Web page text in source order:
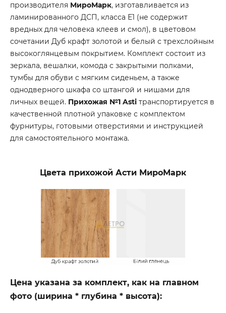
производителя МироМарк, изготавливается из
ламинированного ДСП, класса Е1 (не содержит
вредных для человека клеев и смол), в цветовом
сочетании Дуб крафт золотой и белый с трехслойным
высокоглянцевым покрытием. Комплект состоит из
зеркала, вешалки, комода с закрытыми полками,
тумбы для обуви с мягким сиденьем, а также
однодверного шкафа со штангой и нишами для
личных вещей. Прихожая №1 Asti транспортируется в
качественной плотной упаковке с комплектом
фурнитуры, готовыми отверстиями и инструкцией
для самостоятельного монтажа.
Цвета прихожой Асти МироМарк
Цена указана за комплект, как на главном
фото (ширина * глубина * высота):